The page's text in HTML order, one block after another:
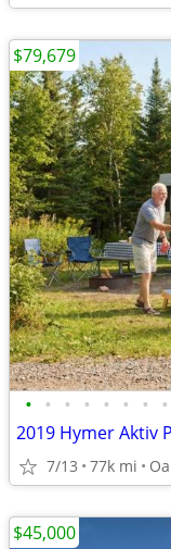
• • • • • • • •
7/13 77k mi
$79,679
$45,000